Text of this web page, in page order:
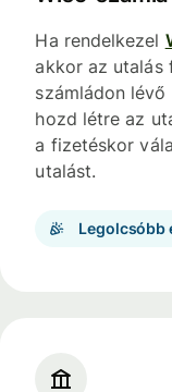
Ha rendelkezel
akkor az utalás
számládon
hozd létre az
a fizetéskor
utalást.
Legolcsóbb